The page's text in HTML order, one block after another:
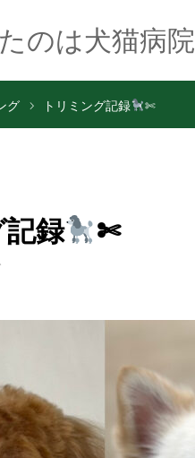
のは犬猫病院
グ トリミング記録 ✄
記録 ✄